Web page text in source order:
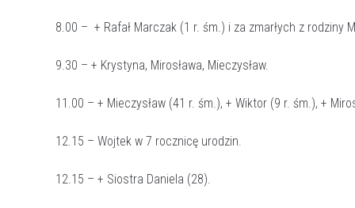
8.00 – + Rafał Marczak (1 r. śm.) i za zmarłych z rodziny
9.30 – + Krystyna, Mirosława, Mieczysław.
11.00 – + Mieczysław (41 r. śm.), + Wiktor (9 r. śm.), +
12.15 – Wojtek w 7 rocznicę urodzin.
12.15 – + Siostra Daniela (28).